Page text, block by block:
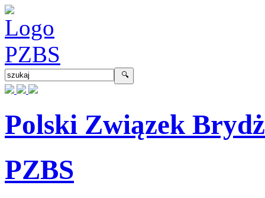
Polski Związek
PZBS